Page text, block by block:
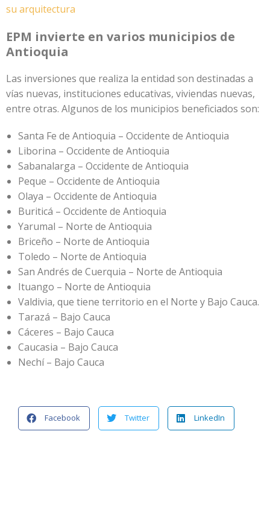
su arquitectura
EPM invierte en varios municipios de
Antioquia
Las inversiones que realiza la entidad son destinadas a
vías nuevas, instituciones educativas, viviendas nuevas,
entre otras. Algunos de los municipios beneficiados son:
Santa Fe de Antioquia – Occidente de Antioquia
Liborina – Occidente de Antioquia
Sabanalarga – Occidente de Antioquia
Peque – Occidente de Antioquia
Olaya – Occidente de Antioquia
Buriticá – Occidente de Antioquia
Yarumal – Norte de Antioquia
Briceño – Norte de Antioquia
Toledo – Norte de Antioquia
San Andrés de Cuerquia – Norte de Antioquia
Ituango – Norte de Antioquia
Valdivia, que tiene territorio en el Norte y Bajo Cauca.
Tarazá – Bajo Cauca
Cáceres – Bajo Cauca
Caucasia – Bajo Cauca
Nechí – Bajo Cauca
Facebook Twitter LinkedIn